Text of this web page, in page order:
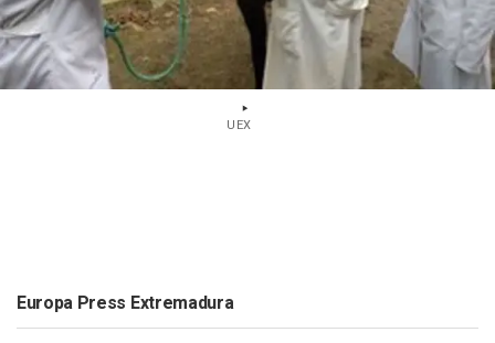
UEX
Europa Press Extremadura